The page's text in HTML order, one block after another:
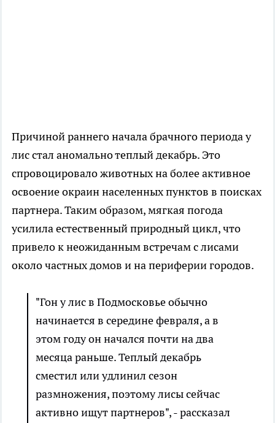
Причиной раннего начала брачного периода у
лис стал аномально теплый декабрь. Это
спровоцировало животных на более активное
освоение окраин населенных пунктов в поисках
партнера. Таким образом, мягкая погода
усилила естественный природный цикл, что
привело к неожиданным встречам с лисами
около частных домов и на периферии городов.
"Гон у лис в Подмосковье обычно
начинается в середине февраля, а в
этом году он начался почти на два
месяца раньше. Теплый декабрь
сместил или удлинил сезон
размножения, поэтому лисы сейчас
активно ищут партнеров", - рассказал